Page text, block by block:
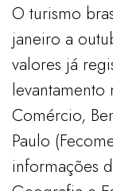
O turismo
janeiro a
valores já
levantamento
Comércio,
Paulo
informações